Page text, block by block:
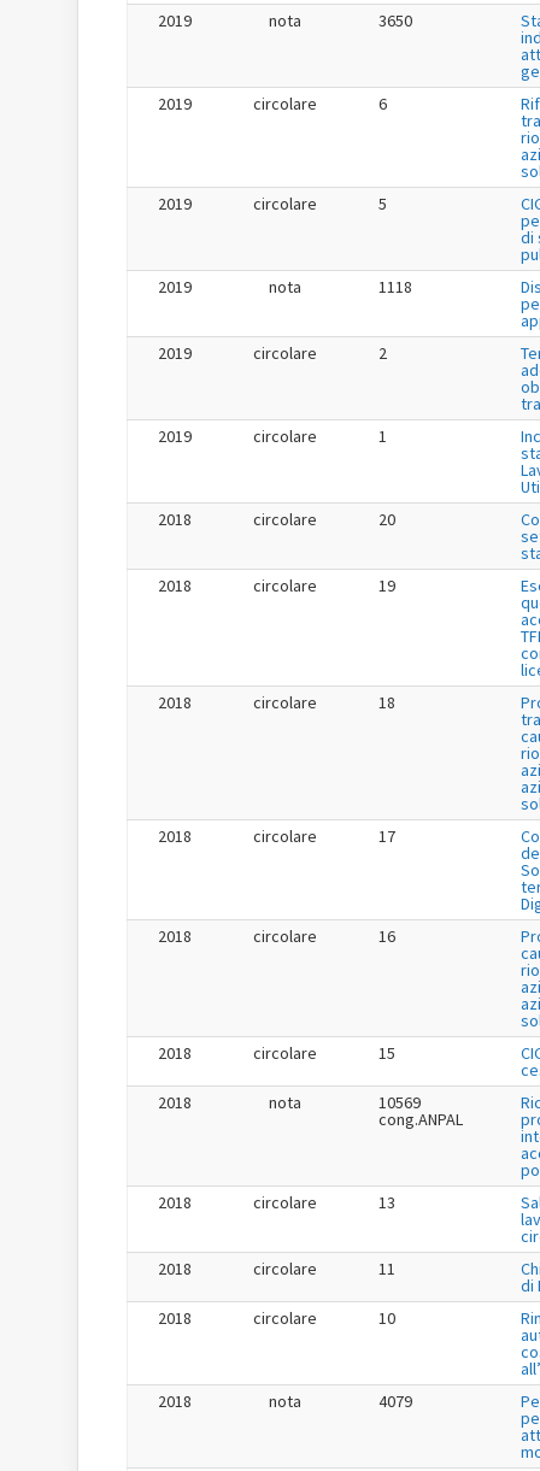
2019
nota 3650
2019
circolare 6
2019
circolare 5
di
2019
nota 1118
2019
circolare 2
2019
circolare 1
2018
circolare 20
2018
circolare 19
2018
circolare 18
2018
circolare 17
2018
circolare 16
2018
circolare 15
2018
nota 10569
cong.ANPAL
2018
circolare 13
2018
circolare 11
di
2018
circolare 10
2018
nota 4079